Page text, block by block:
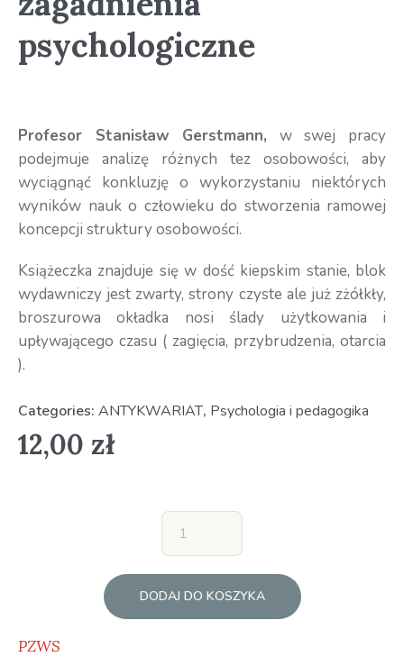
psychologiczne
Profesor Stanisław Gerstmann, w swej pracy
podejmuje analizę różnych tez osobowości, aby
wyciągnąć konkluzję o wykorzystaniu niektórych
wyników nauk o człowieku do stworzenia ramowej
koncepcji struktury osobowości.
Książeczka znajduje się w dość kiepskim stanie, blok
wydawniczy jest zwarty, strony czyste ale już zżółkły,
broszurowa okładka nosi ślady użytkowania i
upływającego czasu ( zagięcia, przybrudzenia, otarcia
).
Categories: ANTYKWARIAT, Psychologia i pedagogika
12,00 zł
DODAJ DO KOSZYKA
PZWS